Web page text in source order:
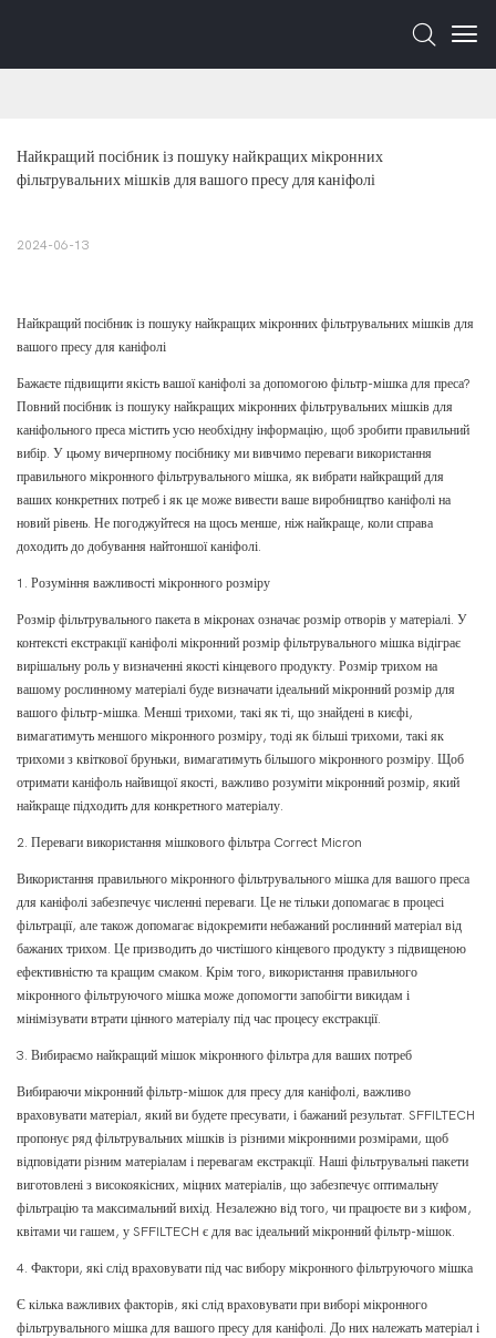
Найкращий посібник із пошуку найкращих мікронних
фільтрувальних мішків для вашого пресу для каніфолі
2024-06-13
Найкращий посібник із пошуку найкращих мікронних фільтрувальних мішків для
вашого пресу для каніфолі
Бажаєте підвищити якість вашої каніфолі за допомогою фільтр-мішка для преса?
Повний посібник із пошуку найкращих мікронних фільтрувальних мішків для
каніфольного преса містить усю необхідну інформацію, щоб зробити правильний
вибір. У цьому вичерпному посібнику ми вивчимо переваги використання
правильного мікронного фільтрувального мішка, як вибрати найкращий для
ваших конкретних потреб і як це може вивести ваше виробництво каніфолі на
новий рівень. Не погоджуйтеся на щось менше, ніж найкраще, коли справа
доходить до добування найтоншої каніфолі.
1. Розуміння важливості мікронного розміру
Розмір фільтрувального пакета в мікронах означає розмір отворів у матеріалі. У
контексті екстракції каніфолі мікронний розмір фільтрувального мішка відіграє
вирішальну роль у визначенні якості кінцевого продукту. Розмір трихом на
вашому рослинному матеріалі буде визначати ідеальний мікронний розмір для
вашого фільтр-мішка. Менші трихоми, такі як ті, що знайдені в києфі,
вимагатимуть меншого мікронного розміру, тоді як більші трихоми, такі як
трихоми з квіткової бруньки, вимагатимуть більшого мікронного розміру. Щоб
отримати каніфоль найвищої якості, важливо розуміти мікронний розмір, який
найкраще підходить для конкретного матеріалу.
2. Переваги використання мішкового фільтра Correct Micron
Використання правильного мікронного фільтрувального мішка для вашого преса
для каніфолі забезпечує численні переваги. Це не тільки допомагає в процесі
фільтрації, але також допомагає відокремити небажаний рослинний матеріал від
бажаних трихом. Це призводить до чистішого кінцевого продукту з підвищеною
ефективністю та кращим смаком. Крім того, використання правильного
мікронного фільтруючого мішка може допомогти запобігти викидам і
мінімізувати втрати цінного матеріалу під час процесу екстракції.
3. Вибираємо найкращий мішок мікронного фільтра для ваших потреб
Вибираючи мікронний фільтр-мішок для пресу для каніфолі, важливо
враховувати матеріал, який ви будете пресувати, і бажаний результат. SFFILTECH
пропонує ряд фільтрувальних мішків із різними мікронними розмірами, щоб
відповідати різним матеріалам і перевагам екстракції. Наші фільтрувальні пакети
виготовлені з високоякісних, міцних матеріалів, що забезпечує оптимальну
фільтрацію та максимальний вихід. Незалежно від того, чи працюєте ви з кифом,
квітами чи гашем, у SFFILTECH є для вас ідеальний мікронний фільтр-мішок.
4. Фактори, які слід враховувати під час вибору мікронного фільтруючого мішка
Є кілька важливих факторів, які слід враховувати при виборі мікронного
фільтрувального мішка для вашого пресу для каніфолі. До них належать матеріал і